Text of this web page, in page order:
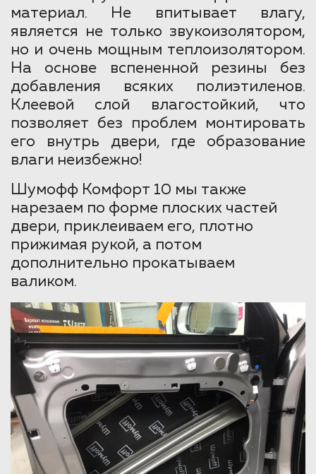
материал. Не впитывает влагу,
является не только звукоизолятором,
но и очень мощным теплоизолятором.
На основе вспененной резины без
добавления всяких полиэтиленов.
Клеевой слой влагостойкий, что
позволяет без проблем монтировать
его внутрь двери, где образование
влаги неизбежно!
Шумофф Комфорт 10 мы также
нарезаем по форме плоских частей
двери, приклеиваем его, плотно
прижимая рукой, а потом
дополнительно прокатываем
валиком.